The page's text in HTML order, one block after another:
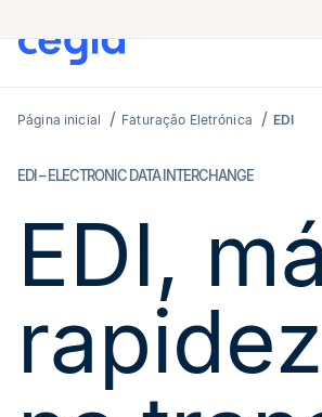
Página inicial Faturação Eletrónica EDI
EDI – ELECTRONIC DATA INTERCHANGE
EDI,